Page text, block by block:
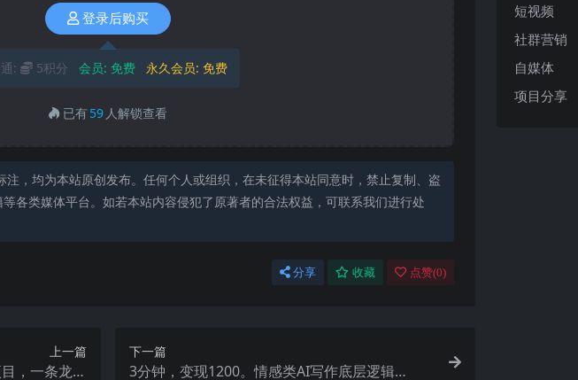
登录后购买
: 5积分 会员: 免费 永久会员: 免费
已有59 人解锁查看
，均为本站原创发布。任何个人或组织，在未征得本站同意时，禁止复制、盗
各类媒体平台。如若本站内容侵犯了原著者的合法权益，可联系我们进行处
分享 收藏 点赞(0)
上一篇
，一条龙玩
下一篇
3分钟，变现1200。情感类AI写作底层逻辑
短视频
社群营销
自媒体
项目分享